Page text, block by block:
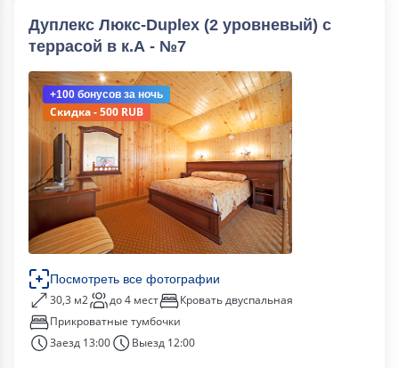
Дуплекс Люкс-Duplex (2 уровневый) с
террасой в к.А - №7
+100 бонусов за ночь
Скидка - 500 RUB
Посмотреть все фотографии
30,3 м2 до 4 мест
Кровать двуспальная
Прикроватные тумбочки
Заезд 13:00
Выезд 12:00